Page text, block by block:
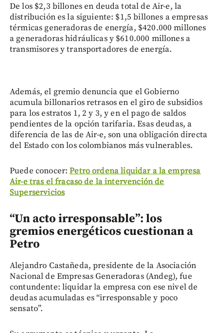
De los $2,3 billones en deuda total de Air-e, la
distribución es la siguiente: $1,5 billones a empresas
térmicas generadoras de energía, $420.000 millones
a generadoras hidráulicas y $610.000 millones a
transmisores y transportadores de energía.
Además, el gremio denuncia que el Gobierno
acumula billonarios retrasos en el giro de subsidios
para los estratos 1, 2 y 3, y en el pago de saldos
pendientes de la opción tarifaria. Esas deudas, a
diferencia de las de Air-e, son una obligación directa
del Estado con los colombianos más vulnerables.
Puede conocer:Petro ordena liquidar a la empresa
Air-e tras el fracaso de la intervención de
Superservicios
“Un acto irresponsable”: los
gremios energéticos cuestionan a
Petro
Alejandro Castañeda, presidente de la Asociación
Nacional de Empresas Generadoras (Andeg), fue
contundente: liquidar la empresa con ese nivel de
deudas acumuladas es “irresponsable y poco
sensato”.